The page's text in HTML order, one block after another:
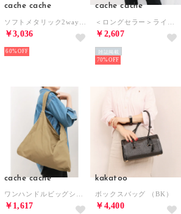
cache cache
￥3,036
60%
cache cache
￥2,607
雑誌掲載
70%
cache cache
￥1,617
kakatoo
ボックスバッグ （BK）
￥4,400